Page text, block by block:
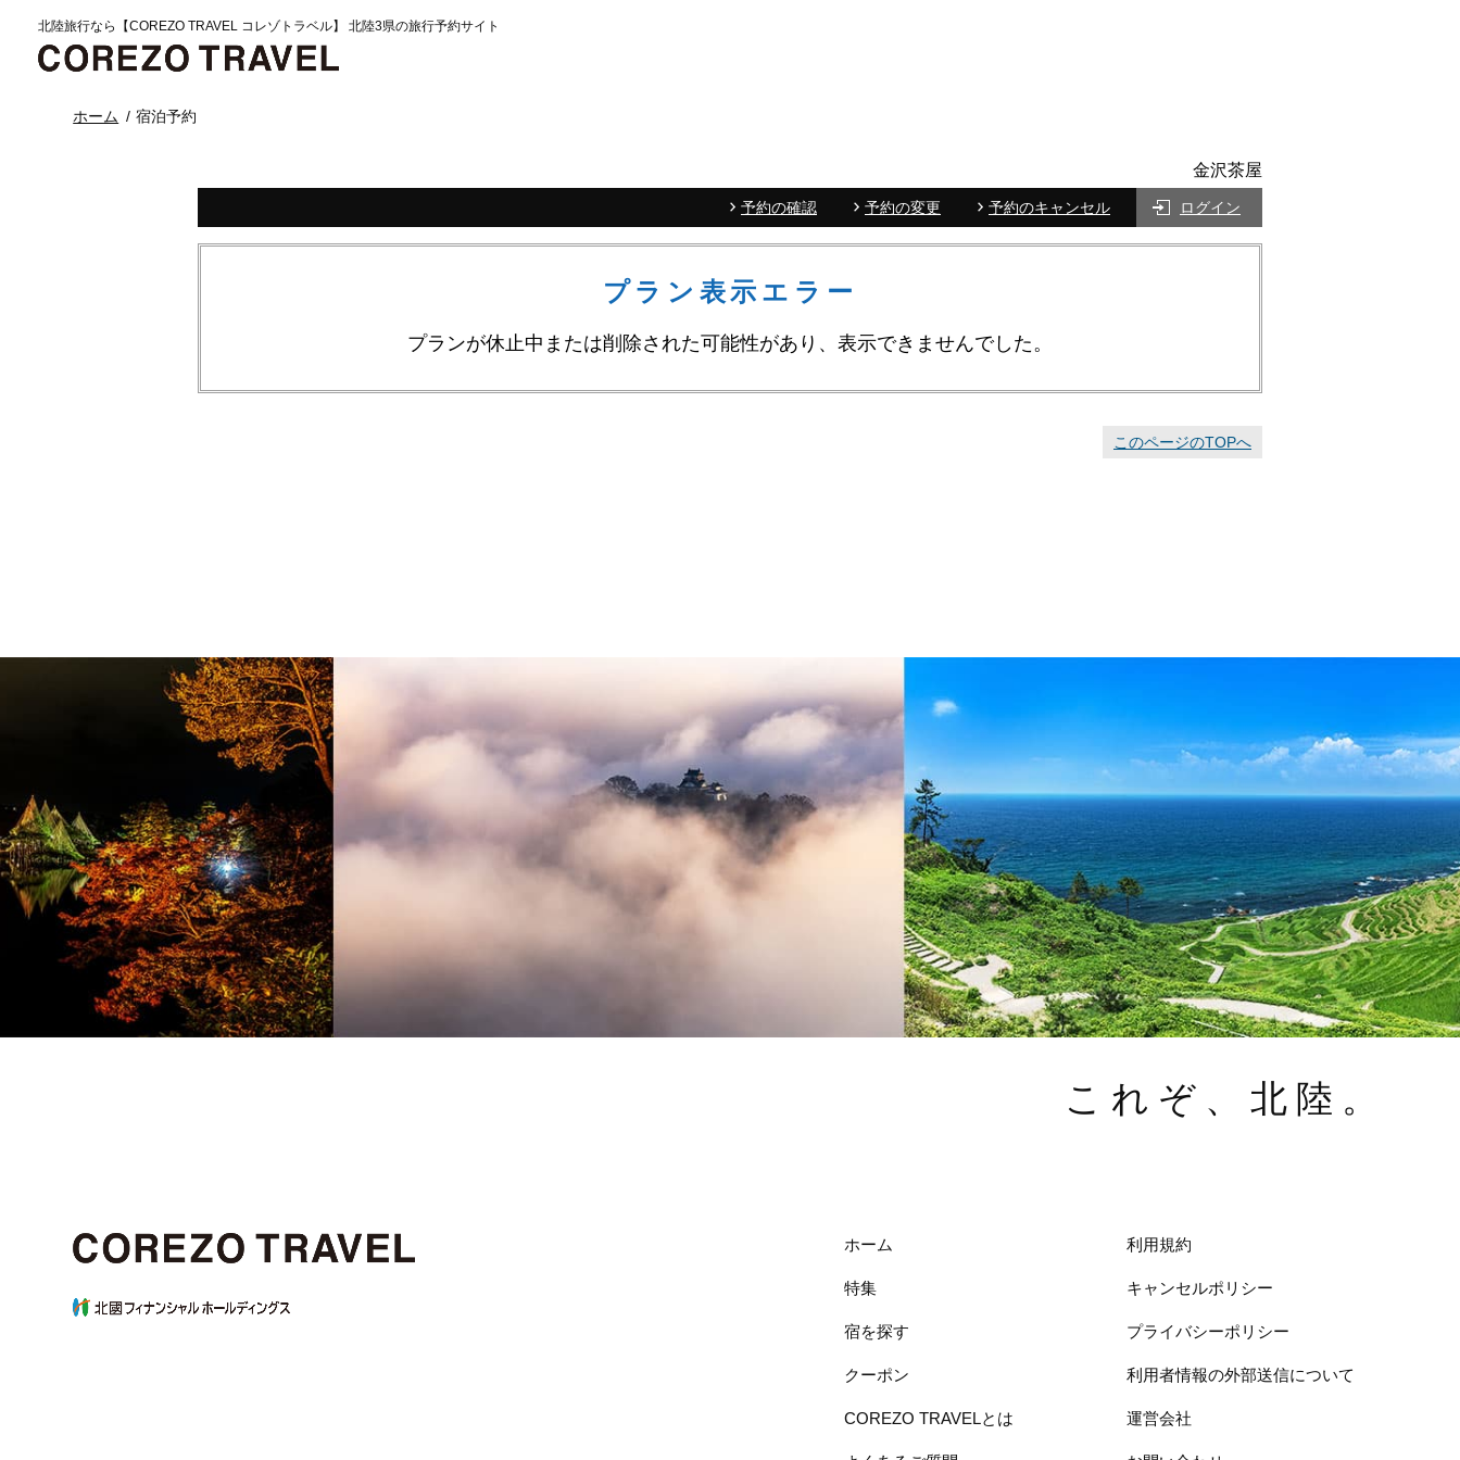
北陸旅行なら【COREZO TRAVEL コレゾトラベル】 北陸3県の旅行予約サイト
ホーム 宿泊予約
金沢茶屋
予約の確認 予約の変更 予約のキャンセル ログイン
プラン表示エラー
プランが休止中または削除された可能性があり、表示できませんでした。
このページのTOPへ
これぞ、北陸。
ホーム
特集
宿を探す
クーポン
COREZO TRAVELとは
利用規約
キャンセルポリシー
プライバシーポリシー
利用者情報の外部送信について
運営会社